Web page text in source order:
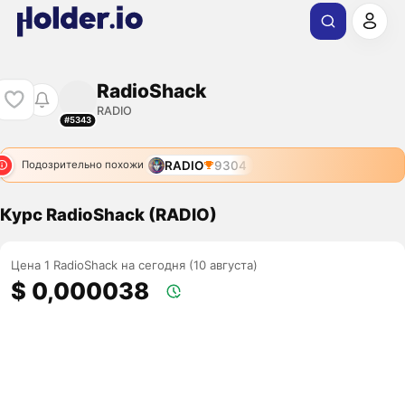
#5343
RadioShack
RADIO
Подозрительно похожи RADIO 9304
Курс RadioShack (RADIO)
Цена 1 RadioShack на сегодня (10 августа)
$ 0,000038